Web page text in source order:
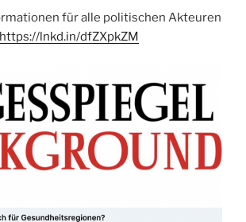
für alle politischen Akteuren
https://lnkd.in/dfZXpkZM